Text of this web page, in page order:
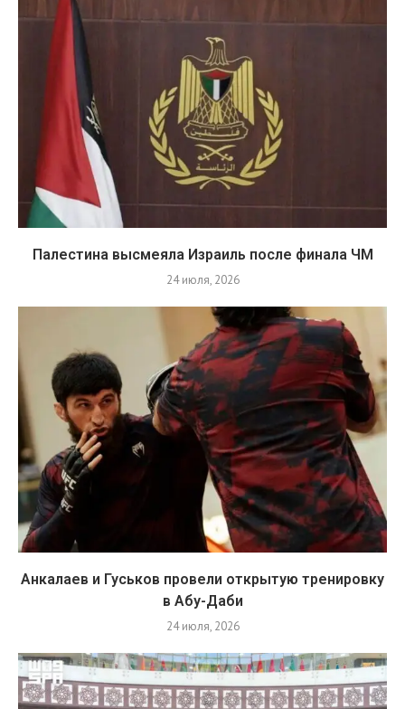
Палестина высмеяла Израиль после финала ЧМ
24 июля, 2026
Анкалаев и Гуськов провели открытую тренировку
в Абу-Даби
24 июля, 2026